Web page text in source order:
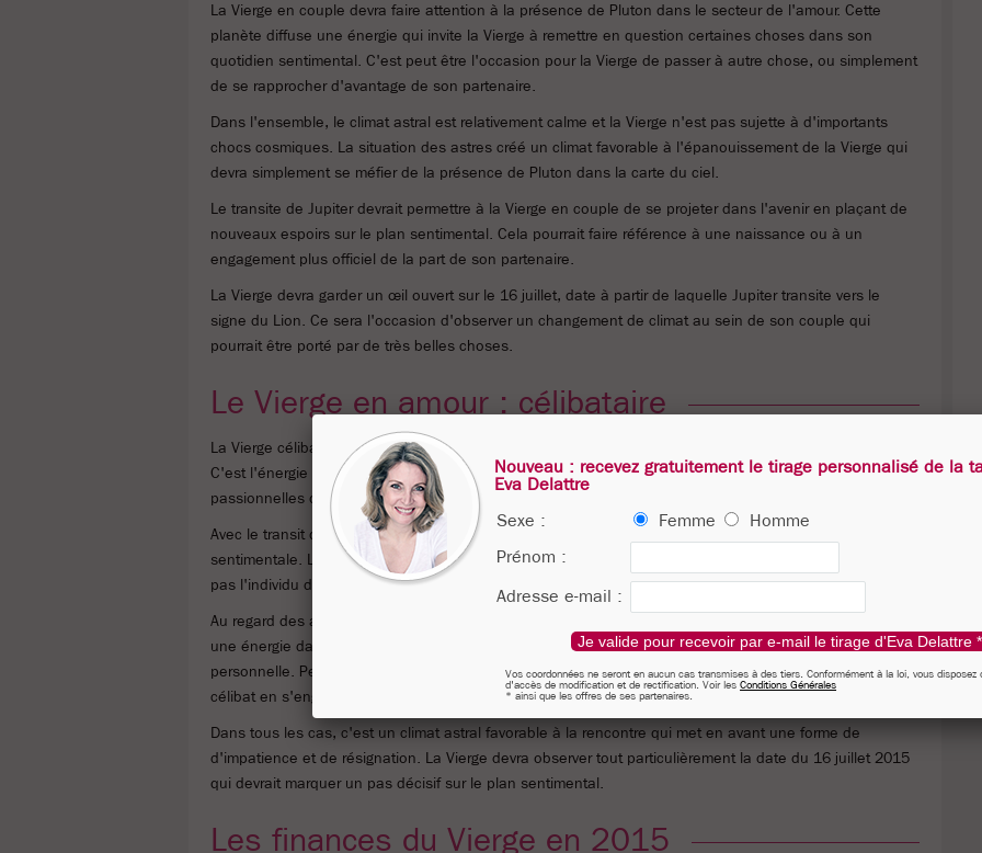
La Vierge en couple devra faire attention à la présence de Pluton dans le secteur de l'amour. Cette
planète diffuse une énergie qui invite la Vierge à remettre en question certaines choses dans son
quotidien sentimental. C'est peut être l'occasion pour la Vierge de passer à autre chose, ou simplement
de se rapprocher d'avantage de son partenaire.
Dans l'ensemble, le climat astral est relativement calme et la Vierge n'est pas sujette à d'importants
chocs cosmiques. La situation des astres créé un climat favorable à l'épanouissement de la Vierge qui
devra simplement se méfier de la présence de Pluton dans la carte du ciel.
Le transite de Jupiter devrait permettre à la Vierge en couple de se projeter dans l'avenir en plaçant de
nouveaux espoirs sur le plan sentimental. Cela pourrait faire référence à une naissance ou à un
engagement plus officiel de la part de son partenaire.
La Vierge devra garder un œil ouvert sur le 16 juillet, date à partir de laquelle Jupiter transite vers le
signe du Lion. Ce sera l'occasion d'observer un changement de climat au sein de son couple qui
pourrait être porté par de très belles choses.
Le Vierge en amour : célibataire
La Vierge célibataire pour s'appuyer sur la présence d'Uranus dans le secteur de la passion et du désir.
C'est l'énergie individuelle d'Uranus qui devrait permettre à la Vierge d'avancer et de vivre des relations
passionnelles dans lesquelles elle s'engage tant sur le plan sentimental que personnel.
Avec le transit de Jupiter à partir du 16 juillet, la Vierge pourra placer beaucoup d'espoir dans sa vie
sentimentale. Le climat astral indique une rencontre ou fait référence à une personne qui ne laissera
pas l'individu de signe Vierge indifférent.
Au regard des autres astres, on observe la présence de Pluton dans le secteur de l'amour qui diffuse
une énergie dangereuse. Celle-ci amène l'individu à remettre en question sa situation amoureuse
personnelle. Peut être est-ce le moyen de l'inviter à se rapprocher de quelqu'un afin de quitter son
célibat en s'engageant sur le plan sentimental.
Dans tous les cas, c'est un climat astral favorable à la rencontre qui met en avant une forme de
d'impatience et de résignation. La Vierge devra observer tout particulièrement la date du 16 juillet 2015
qui devrait marquer un pas décisif sur le plan sentimental.
Les finances du Vierge en 2015
Nouveau : recevez gratuitement le tirage personnalisé de la
Eva Delattre
Sexe :
Femme
Homme
Prénom :
Adresse e-mail :
Je valide pour recevoir par e-mail le tirage d'Eva Delattre *
Vos coordonnées ne seront en aucun cas transmises à des tiers. Conformément à la loi, vous disposez
d'accès de modification et de rectification. Voir lesConditions Générales
* ainsi que les offres de ses partenaires.